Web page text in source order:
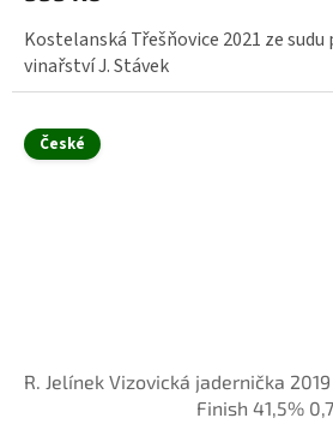
Kostelanská Třešňovice 2021 ze sudu
vinařství J. Stávek
České
R. Jelínek Vizovická jadernička
Finish 41,5%